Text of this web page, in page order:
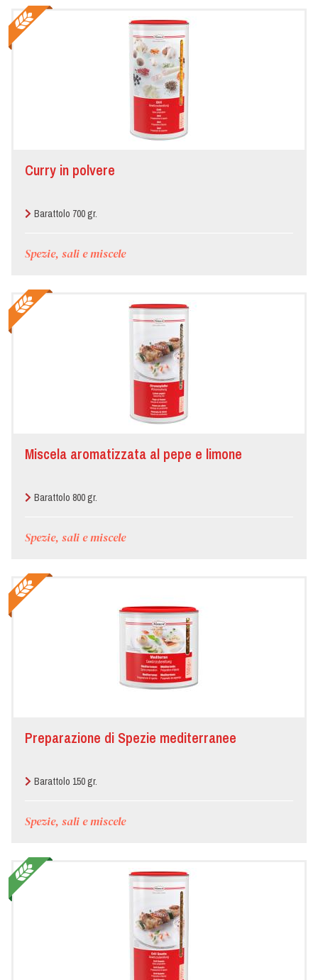
Curry in polvere
Barattolo 700 gr.
Spezie, sali e miscele
Miscela aromatizzata al pepe e limone
Barattolo 800 gr.
Spezie, sali e miscele
Preparazione di Spezie mediterranee
Barattolo 150 gr.
Spezie, sali e miscele